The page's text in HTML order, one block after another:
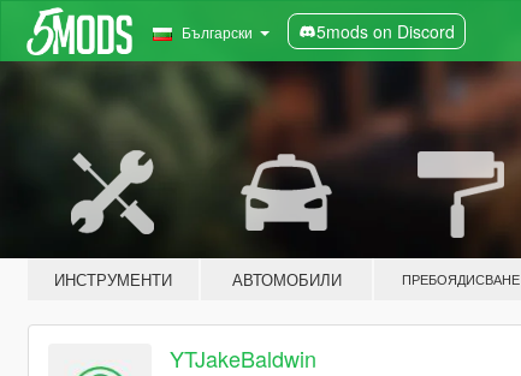
Български 5mods on Discord
ИНСТРУМЕНТИ АВТОМОБИЛИ ПРЕБОЯДИСВАНЕ
YTJakeBaldwin